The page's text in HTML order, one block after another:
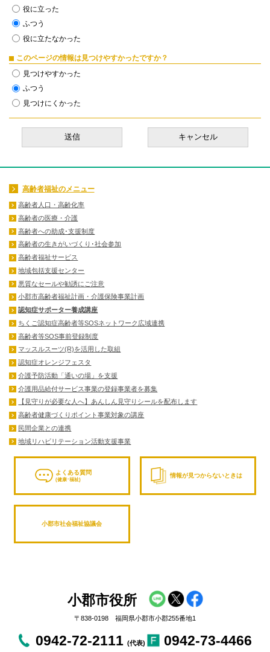
役に立った
ふつう
役に立たなかった
このページの情報は見つけやすかったですか？
見つけやすかった
ふつう
見つけにくかった
高齢者福祉のメニュー
高齢者人口・高齢化率
高齢者の医療・介護
高齢者への助成･支援制度
高齢者の生きがいづくり･社会参加
高齢者福祉サービス
地域包括支援センター
悪質なセールや勧誘にご注意
小郡市高齢者福祉計画・介護保険事業計画
認知症サポーター養成講座
ちくご認知症高齢者等SOSネットワーク広域連携
高齢者等SOS事前登録制度
マッスルスーツ(R)を活用した取組
認知症オレンジフェスタ
介護予防活動「通いの場」を支援
介護用品給付サービス事業の登録事業者を募集
【見守りが必要な人へ】あんしん見守りシールを配布します
高齢者健康づくりポイント事業対象の講座
民間企業との連携
地域リハビリテーション活動支援事業
よくある質問
(健康･福祉)
情報が見つからないときは
小郡市社会福祉協議会
小郡市役所
〒838-0198 福岡県小郡市小郡255番地1
0942-72-2111 (代表) 0942-73-4466